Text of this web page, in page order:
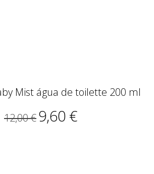
Mist água de toilette 200 ml
12,00 €9,60 €